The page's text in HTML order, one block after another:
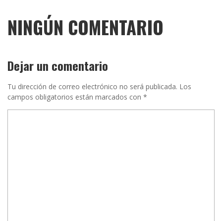
NINGÚN COMENTARIO
Dejar un comentario
Tu dirección de correo electrónico no será publicada. Los
campos obligatorios están marcados con *